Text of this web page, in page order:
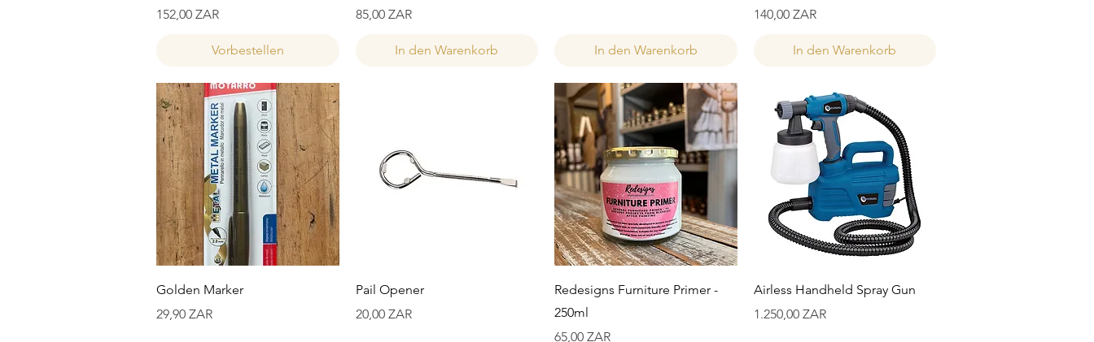
Preis
152,00 ZAR
Vorbestellen
Preis
85,00 ZAR
In den Warenkorb In den Warenkorb
Preis
140,00 ZAR
In den Warenkorb
Schnellansicht
Golden Marker
Preis
29,90 ZAR
Schnellansicht
Pail Opener
Preis
20,00 ZAR
Schnellansicht
Redesigns Furniture Primer -
250ml
Preis
65,00 ZAR
Schnellansicht
Airless Handheld Spray Gun
Preis
1.250,00 ZAR